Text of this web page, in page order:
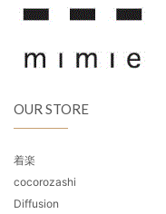
OUR STORE
着楽
cocorozashi
Diffusion